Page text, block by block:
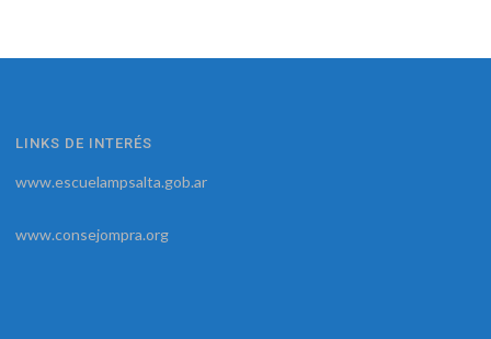
LINKS DE INTERÉS
www.escuelampsalta.gob.ar
www.consejompra.org